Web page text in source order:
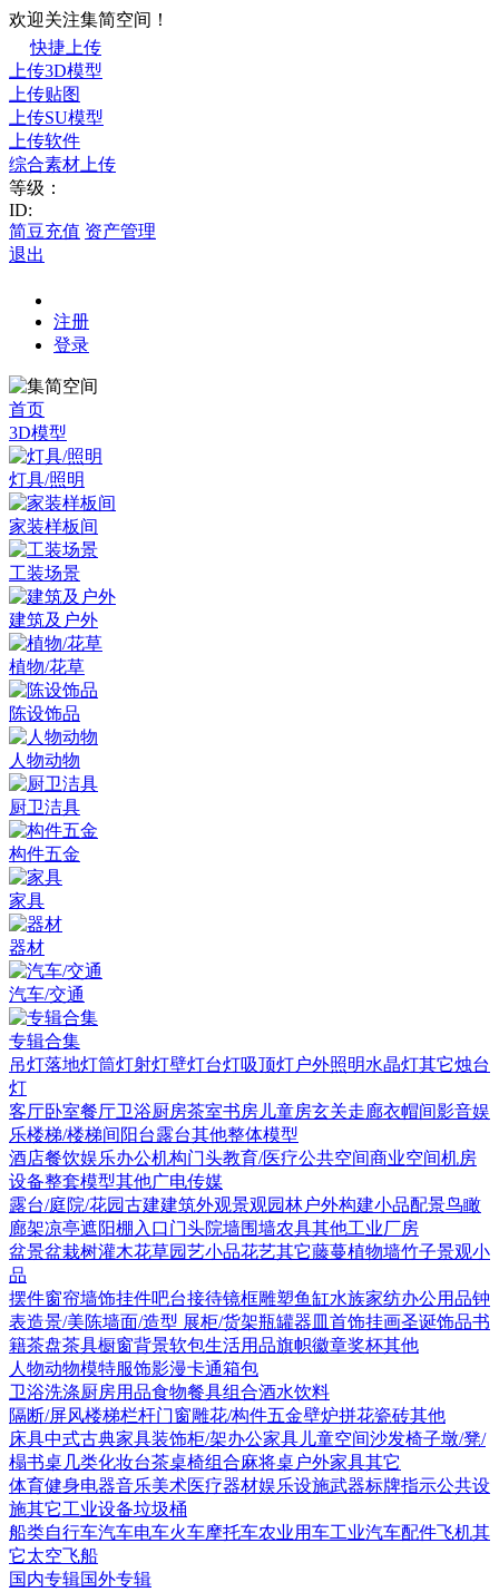
欢迎关注集简空间！
快捷上传
上传3D模型
上传贴图
上传SU模型
上传软件
综合素材上传
等级：
ID:
简豆充值 资产管理
退出
注册
登录
首页
3D模型
灯具/照明
家装样板间
工装场景
建筑及户外
植物/花草
陈设饰品
人物动物
厨卫洁具
构件五金
家具
器材
汽车/交通
专辑合集
吊灯落地灯筒灯射灯壁灯台灯吸顶灯户外照明水晶灯其它烛台
灯
客厅卧室餐厅卫浴厨房茶室书房 儿童房玄关走廊衣帽间影音娱
乐楼梯/楼梯间 阳台露台其他整体模型
酒店餐饮娱乐办公机构门头教育/医疗公共空间商业空间机房
设备整套模型其他广电传媒
露台/庭院/花园古建建筑外观景观园林户外构建小品配景鸟瞰
廊架凉亭遮阳棚 入口门头院墙围墙农具其他工业厂房
盆景盆栽树灌木花草园艺小品花艺其它藤蔓植物墙竹子景观小
品
摆件窗帘墙饰挂件吧台接待镜框雕塑鱼缸水族家纺办公用品钟
表造景/美陈墙面/造型 展柜/货架瓶罐器皿 首饰挂画圣诞饰品书
籍茶盘茶具橱窗背景软包生活用品旗帜徽章奖杯其他
人物动物模特服饰影漫卡通箱包
卫浴洗涤厨房用品食物餐具组合酒水饮料
隔断/屏风楼梯栏杆门窗雕花/构件五金壁炉拼花瓷砖其他
床具中式古典家具装饰柜/架办公家具 儿童空间沙发椅子墩/凳/
榻书桌 几类化妆台茶桌椅组合麻将桌 户外家具其它
体育健身电器音乐美术医疗器材娱乐设施武器标牌指示公共设
施其它工业设备垃圾桶
船类自行车汽车电车火车摩托车农业用车工业汽车配件飞机其
它太空飞船
国内专辑国外专辑